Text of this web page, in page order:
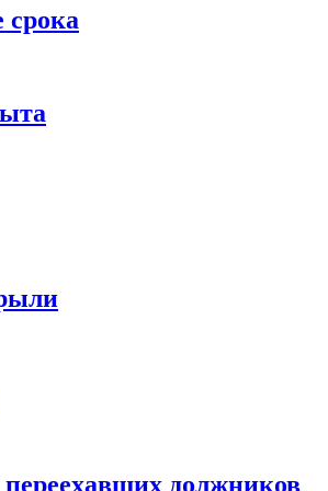
срока
должников